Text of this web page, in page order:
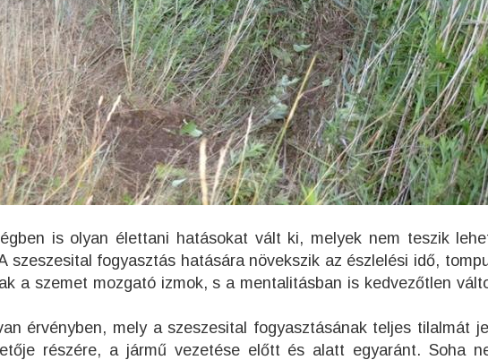
is olyan élettani hatásokat vált ki, melyek nem teszik
szeszesital fogyasztás hatására növekszik az észlelési idő,
a szemet mozgató izmok, s a mentalitásban is kedvezőtlen
érvényben, mely a szeszesital fogyasztásának teljes tilalmát
részére, a jármű vezetése előtt és alatt egyaránt. Soha